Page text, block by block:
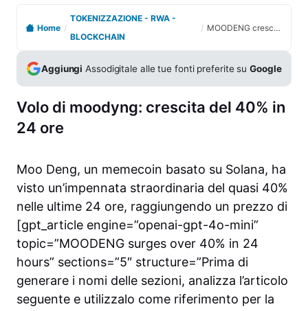
Home /
TOKENIZZAZIONE - RWA -
BLOCKCHAIN
/ MOODENG cresce oltre il 40% in 24 ore, ecco i motivi principali
Aggiungi Assodigitale alle tue fonti preferite suGoogle
Volo di moodyng: crescita del 40% in
24 ore
Moo Deng, un memecoin basato su Solana, ha
visto un’impennata straordinaria del quasi 40%
nelle ultime 24 ore, raggiungendo un prezzo di
[gpt_article engine=”openai-gpt-4o-mini”
topic=”MOODENG surges over 40% in 24
hours” sections=”5″ structure=”Prima di
generare i nomi delle sezioni, analizza l’articolo
seguente e utilizzalo come riferimento per la